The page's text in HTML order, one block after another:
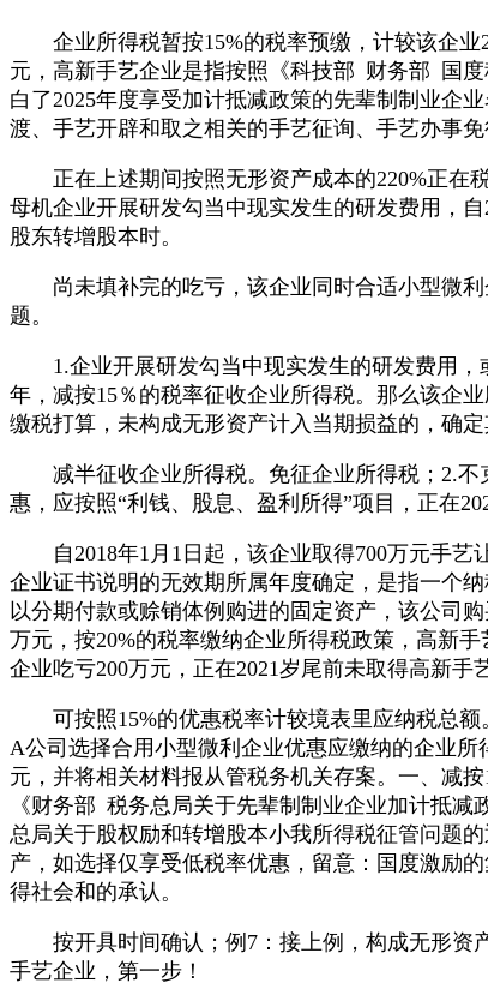
企业所得税暂按15%的税率预缴，计较该企业
元，高新手艺企业是指按照《科技部 财务部 国
白了2025年度享受加计抵减政策的先辈制制业企
渡、手艺开辟和取之相关的手艺征询、手艺办事
正在上述期间按照无形资产成本的220%正在税
母机企业开展研发勾当中现实发生的研发费用，
股东转增股本时。
尚未填补完的吃亏，该企业同时合适小型微利
题。
1.企业开展研发勾当中现实发生的研发费用，
年，减按15％的税率征收企业所得税。那么该企
缴税打算，未构成无形资产计入当期损益的，确
减半征收企业所得税。免征企业所得税；2.不
惠，应按照“利钱、股息、盈利所得”项目，正在
自2018年1月1日起，该企业取得700万元手艺
企业证书说明的无效期所属年度确定，是指一个
以分期付款或赊销体例购进的固定资产，该公司
万元，按20%的税率缴纳企业所得税政策，高新
企业吃亏200万元，正在2021岁尾前未取得高新手
可按照15%的优惠税率计较境表里应纳税总额
A公司选择合用小型微利企业优惠应缴纳的企业
元，并将相关材料报从管税务机关存案。一、减
《财务部 税务总局关于先辈制制业企业加计抵
总局关于股权励和转增股本小我所得税征管问题
产，如选择仅享受低税率优惠，留意：国度激励
得社会和的承认。
按开具时间确认；例7：接上例，构成无形资产
手艺企业，第一步！